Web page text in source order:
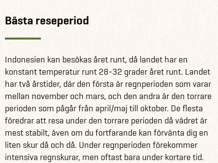
maj och en i september.
På den här resan upplever du den mysiga strandorten
Sanur, innan du reser vidare till ön Gili Trawangan, där
vana vid hemifrån. Ön är känd för sina vackra
omgivningar, sitt azurblåa vatten och sina enastående
korallrev. Tillbaka på Bali ställer du in kursen mot den
charmerande, men inte särskilt välbesökta, staden
Candidasa, där du får upplevelsen av ett lugnare och
mindre turistigt Bali. Resan avslutas i Balis kulturella
centrum Ubud, varifrån det är lätt att åka på utflykter
bland öns enastående natur.
Bästa reseperiod
Indonesien kan besökas året runt, då landet har en
konstant temperatur runt 28-32 grader året runt. Landet
har två årstider, där den första är regnperioden som varar
mellan november och mars, och den andra är den torrare
perioden som pågår från april/maj till oktober. De flesta
föredrar att resa under den torrare perioden då vädret är
mest stabilt, även om du fortfarande kan förvänta dig en
liten skur då och då. Under regnperioden förekommer
intensiva regnskurar, men oftast bara under kortare tid.